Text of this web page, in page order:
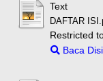
Text
DAFTAR
Restricted
Baca